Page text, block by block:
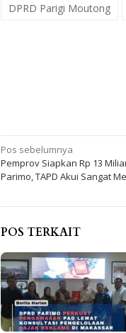
DPRD Parigi Moutong
Navigasi
pos
Pos sebelumnya
Pemprov Siapkan Rp 13
Parimo, TAPD Akui Sangat
POS TERKAIT